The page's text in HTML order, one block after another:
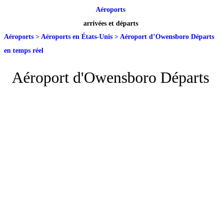
Aéroports
arrivées et départs
Aéroports > Aéroports en États-Unis > Aéroport d’Owensboro Départs
en temps réel
Aéroport d'Owensboro Départs